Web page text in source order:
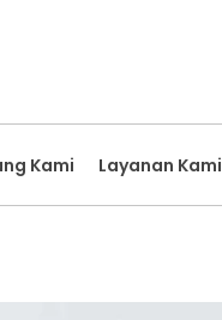
Kami Layanan Kami